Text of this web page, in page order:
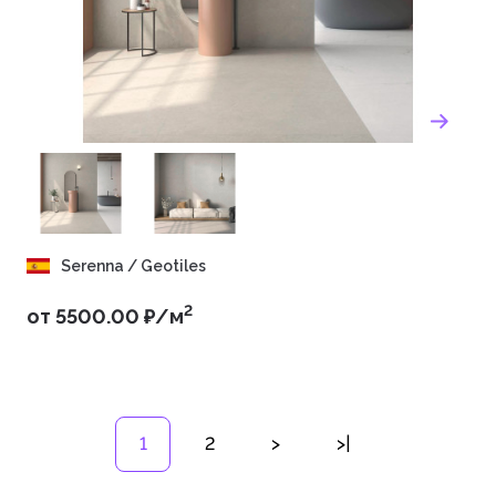
Serenna / Geotiles
от 5500.00 ₽/м2
1 2 > >|